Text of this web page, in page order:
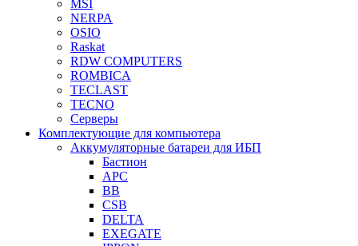
MSI
NERPA
OSIO
Raskat
RDW COMPUTERS
ROMBICA
TECLAST
TECNO
Серверы
Комплектующие для компьютера
Аккумуляторные батареи для ИБП
Бастион
APC
BB
CSB
DELTA
EXEGATE